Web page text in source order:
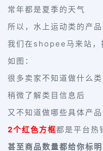
常年都是夏季的天气
所以，水上运动类的产
我们在shopee马来站
如图：
很多卖家不知道做什么类
稍微了解类目信息后
又不知道做哪些具体产品
2个红色方框都是平台热
甚至商品数量都给你标明